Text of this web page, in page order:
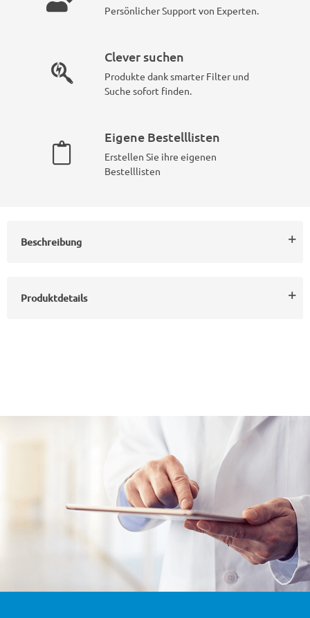
Persönlicher Support von Experten.
Clever suchen
Produkte dank smarter Filter und
Suche sofort finden.
Eigene Bestelllisten
Erstellen Sie ihre eigenen
Bestelllisten
Beschreibung
Produktdetails